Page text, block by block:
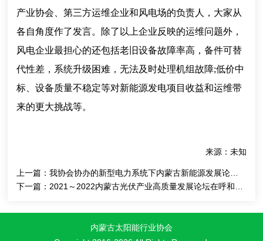
产业协会、第三方运维企业和风电场的负责人，大家从
各自角度作了发言。除了以上企业反映的运维问题外，
风电企业最担心的还包括老旧设备故障率高，备件可替
代性差，系统升级困难，无法及时处理机组故障;低价中
标、设备质量不稳定等对新能源发电项目收益和运维带
来的更大挑战等。
来源：未知
上一篇：
下一篇：
内蒙古太阳能行业协会